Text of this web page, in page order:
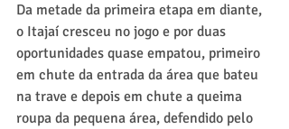
Da metade da primeira etapa em diante,
o Itajaí cresceu no jogo e por duas
oportunidades quase empatou, primeiro
em chute da entrada da área que bateu
na trave e depois em chute a queima
roupa da pequena área, defendido pelo